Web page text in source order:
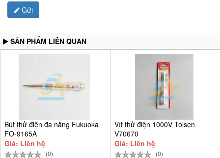
Gửi
SẢN PHẨM LIÊN QUAN
Bút thử điện đa năng Fukuoka
FO-9165A
Giá: Liên hệ
(0)
Vít thử điện 1000V Tolsen
V70670
Giá: Liên hệ
(0)